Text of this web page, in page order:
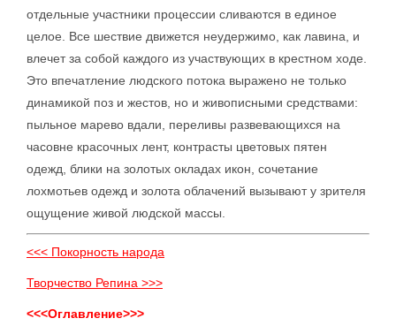
отдельные участники процессии сливаются в единое
целое. Все шествие движется неудержимо, как лавина, и
влечет за собой каждого из участвующих в крестном ходе.
Это впечатление людского потока выражено не только
динамикой поз и жестов, но и живописными средствами:
пыльное марево вдали, переливы развевающихся на
часовне красочных лент, контрасты цветовых пятен
одежд, блики на золотых окладах икон, сочетание
лохмотьев одежд и золота облачений вызывают у зрителя
ощущение живой людской массы.
<<< Покорность народа
Творчество Репина >>>
<<<Оглавление>>>